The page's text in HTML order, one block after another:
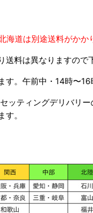
道は別途送料がかか
送料は異なりますので
。 午前中・14時〜
ッティングデリバリ
。